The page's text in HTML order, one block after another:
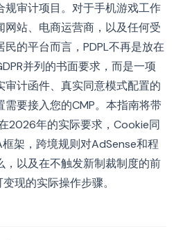
规审计项目。对于手机游戏工作
网站、电商运营商，以及任何受
的平台而言，PDPL不再是放在
并列的书面要求，而是一项
审计函件、真实同意模式配置的
需要接入您的CMP。本指南将带
2026年的实际要求，Cookie同
架，跨境规则对AdSense和程
，以及在不触发新制裁制度的前
现的实际操作步骤。